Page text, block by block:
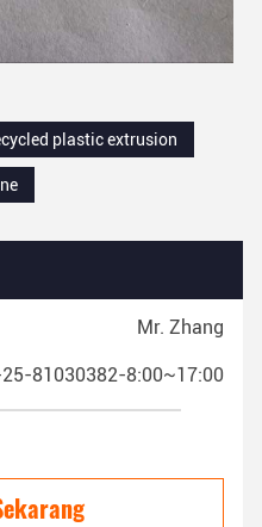
plastic extrusion
Mr. Zhang
81030382-8:00~17:00